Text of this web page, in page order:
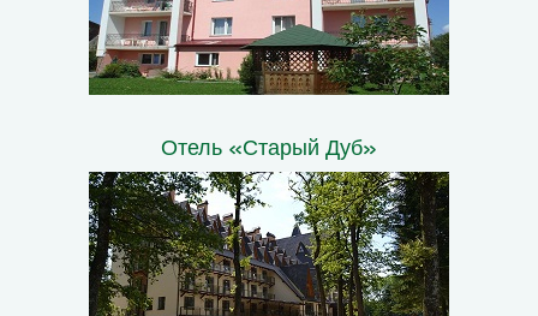
Отель «Старый Дуб»